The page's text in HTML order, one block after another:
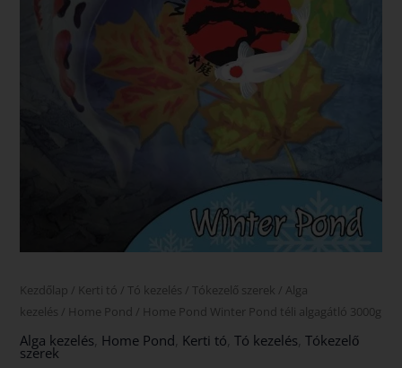
Kezdőlap / Kerti tó / Tó kezelés / Tókezelő szerek / Alga
kezelés / Home Pond / Home Pond Winter Pond téli algagátló 3000g
Alga kezelés Home Pond Kerti tó ,Tó kezelés ,Tókezelő
szerek